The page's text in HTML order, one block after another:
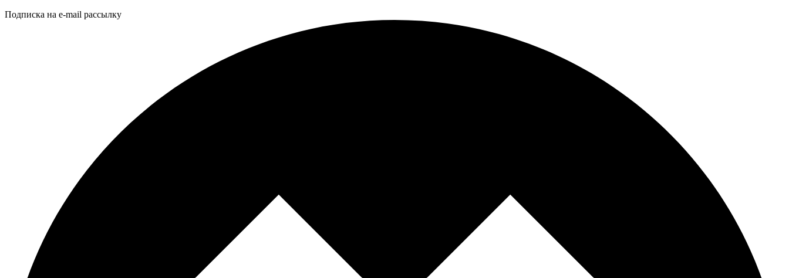
Подписка на e-mail рассылку